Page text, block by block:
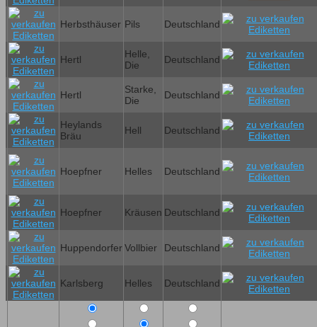
Herbsthäuser Pils Deutschland
Hertl
Helle,
Die
Deutschland
Hertl
Starke,
Die
Deutschland
Heylands
Bräu
Hell Deutschland
Hoepfner Helles Deutschland
Hoepfner Kräusen Deutschland
HuppendorferVollbier Deutschland
Karlsberg Helles Deutschland